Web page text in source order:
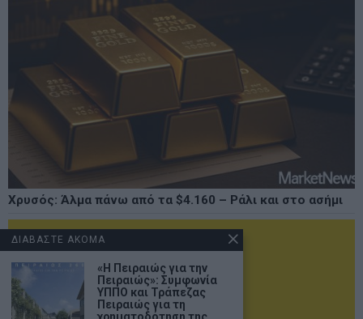
Χρυσός: Άλμα πάνω από τα $4.160 – Ράλι και στο ασήμι
ΔΙΑΒΑΣΤΕ ΑΚΟΜΑ
«Η Πειραιώς για την
Πειραιώς»: Συμφωνία
ΥΠΠΟ και Τράπεζας
Πειραιώς για τη